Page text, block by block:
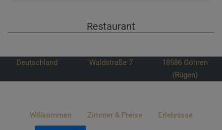
Restaurant
Deutschland Waldstraße 7 18586 Göhren
(Rügen)
Willkommen Zimmer & Preise Erlebnisse